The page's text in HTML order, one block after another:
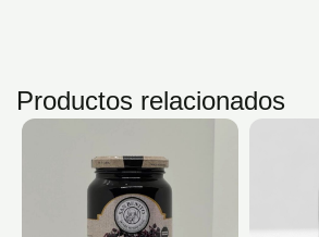
Productos relacionados